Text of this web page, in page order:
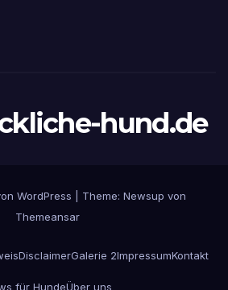
hund.de
WordPress Theme: Newsup von
Themeansar
DisclaimerGalerie 2ImpressumKontakt
für HundeÜber uns